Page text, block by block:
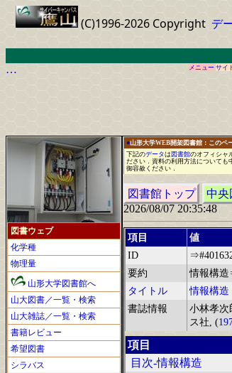
(C)1996-2026 Copyright デ
…
メニュー サイ
図書ウェブ
化学種
物理量
山形大学図書館へ
山大図書／一覧・検索
山大雑誌／一覧・検索
書籍レビュー
希望図書
シラバス
●山形大学WEB開架図書館：このペ
下記のデータは 図書館のオフィシャ
ださい ． 資料の利用方法についても
御容赦ください ．
図書館トップ 中央
2026/08/07 20:35:48
項目
値
ID
要約
情報構造
タイトル
情報構造
書誌情報
小林孝
ス社, (
項目
目次-情報構造